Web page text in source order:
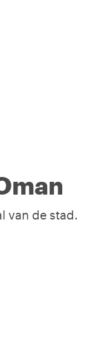
van de stad.